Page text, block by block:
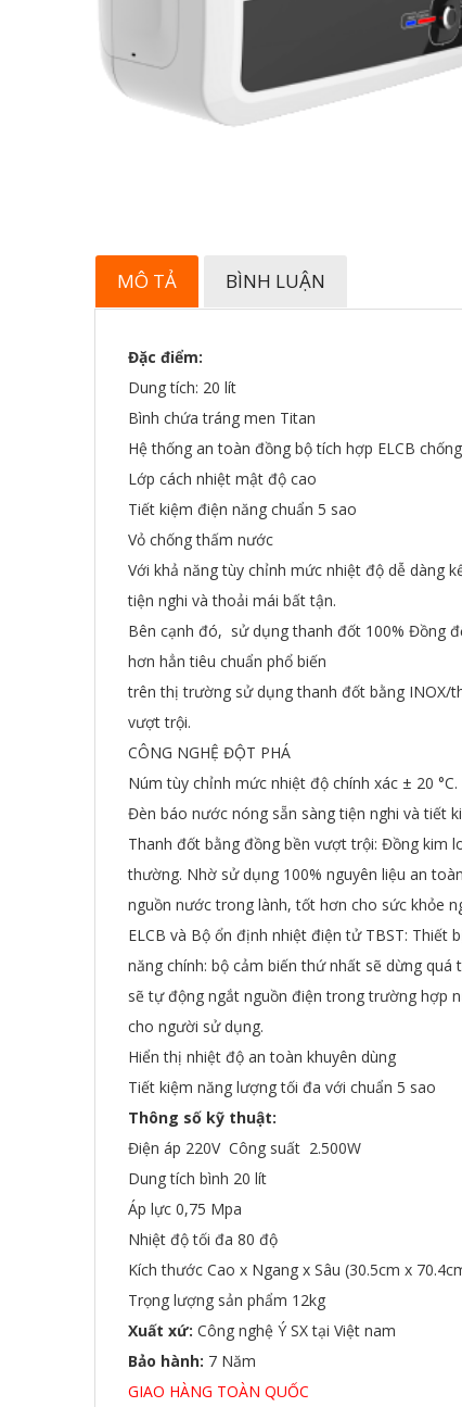
MÔ TẢ BÌNH LUẬN
Đặc điểm:
Dung tích: 20 lít
Bình chứa tráng men Titan
Hệ thống an toàn đồng bộ tích hợp ELCB
Lớp cách nhiệt mật độ cao
Tiết kiệm điện năng chuẩn 5 sao
Vỏ chống thấm nước
Với khả năng tùy chỉnh mức nhiệt độ dễ dàng
tiện nghi và thoải mái bất tận.
Bên cạnh đó, sử dụng thanh đốt 100% Đồng
hơn hẳn tiêu chuẩn phổ biến
trên thị trường sử dụng thanh đốt bằng INOX/
vượt trội.
CÔNG NGHỆ ĐỘT PHÁ
Núm tùy chỉnh mức nhiệt độ chính xác ± 20 °C.
Đèn báo nước nóng sẵn sàng tiện nghi và tiết
Thanh đốt bằng đồng bền vượt trội: Đồng kim
thường. Nhờ sử dụng 100% nguyên liệu an
nguồn nước trong lành, tốt hơn cho sức khỏe
ELCB và Bộ ổn định nhiệt điện tử TBST:
năng chính: bộ cảm biến thứ nhất sẽ dừng
sẽ tự động ngắt nguồn điện trong trường hợp
cho người sử dụng.
Hiển thị nhiệt độ an toàn khuyên dùng
Tiết kiệm năng lượng tối đa với chuẩn 5 sao
Thông số kỹ thuật:
Điện áp 220V Công suất 2.500W
Dung tích bình 20 lít
Áp lực 0,75 Mpa
Nhiệt độ tối đa 80 độ
Kích thước Cao x Ngang x Sâu (30.5cm x
Trọng lượng sản phẩm 12kg
Xuất xứ: Công nghệ Ý SX tại Việt nam
Bảo hành: 7 Năm
GIAO HÀNG TOÀN QUỐC